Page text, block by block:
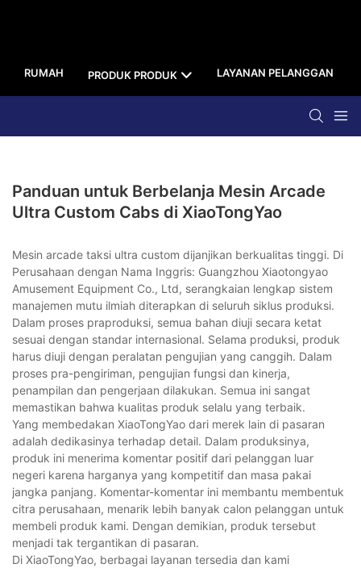
RUMAH PRODUK PRODUK LAYANAN PELANGGAN
Panduan untuk Berbelanja Mesin Arcade
Ultra Custom Cabs di XiaoTongYao
Mesin arcade taksi ultra custom dijanjikan berkualitas tinggi. Di
Perusahaan dengan Nama Inggris: Guangzhou Xiaotongyao
Amusement Equipment Co., Ltd, serangkaian lengkap sistem
manajemen mutu ilmiah diterapkan di seluruh siklus produksi.
Dalam proses praproduksi, semua bahan diuji secara ketat
sesuai dengan standar internasional. Selama produksi, produk
harus diuji dengan peralatan pengujian yang canggih. Dalam
proses pra-pengiriman, pengujian fungsi dan kinerja,
penampilan dan pengerjaan dilakukan. Semua ini sangat
memastikan bahwa kualitas produk selalu yang terbaik.
Yang membedakan XiaoTongYao dari merek lain di pasaran
adalah dedikasinya terhadap detail. Dalam produksinya,
produk ini menerima komentar positif dari pelanggan luar
negeri karena harganya yang kompetitif dan masa pakai
jangka panjang. Komentar-komentar ini membantu membentuk
citra perusahaan, menarik lebih banyak calon pelanggan untuk
membeli produk kami. Dengan demikian, produk tersebut
menjadi tak tergantikan di pasaran.
Di XiaoTongYao, berbagai layanan tersedia dan kami